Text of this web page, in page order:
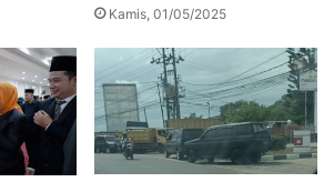
Kamis, 01/05/2025